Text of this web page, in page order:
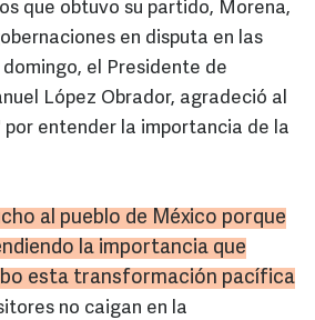
que obtuvo su partido, Morena,
en disputa en las
el Presidente de
López Obrador, agradeció al
por entender la importancia de la
al pueblo de México porque
la importancia que
esta transformación pacífica
no caigan en la